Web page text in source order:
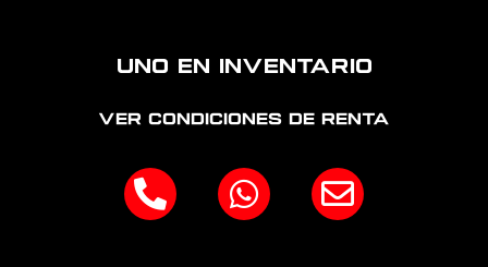
Uno en inventario
Ver Condiciones de Renta
P
h
W
h
E
n